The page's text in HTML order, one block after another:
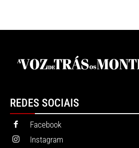
REDES SOCIAIS
Facebook
Instagram